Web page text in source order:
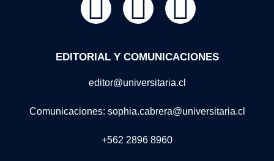
EDITORIAL Y COMUNICACIONES
editor@universitaria.cl
Comunicaciones: sophia.cabrera@universitaria.cl
+562 2896 8960